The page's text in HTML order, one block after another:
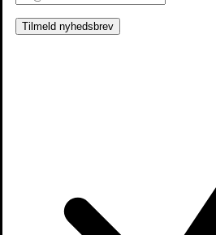
Tilmeld nyhedsbrev